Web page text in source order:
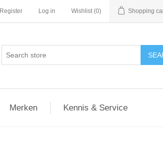
Register Log in Wishlist (0) Shopping
Merken Kennis & Service